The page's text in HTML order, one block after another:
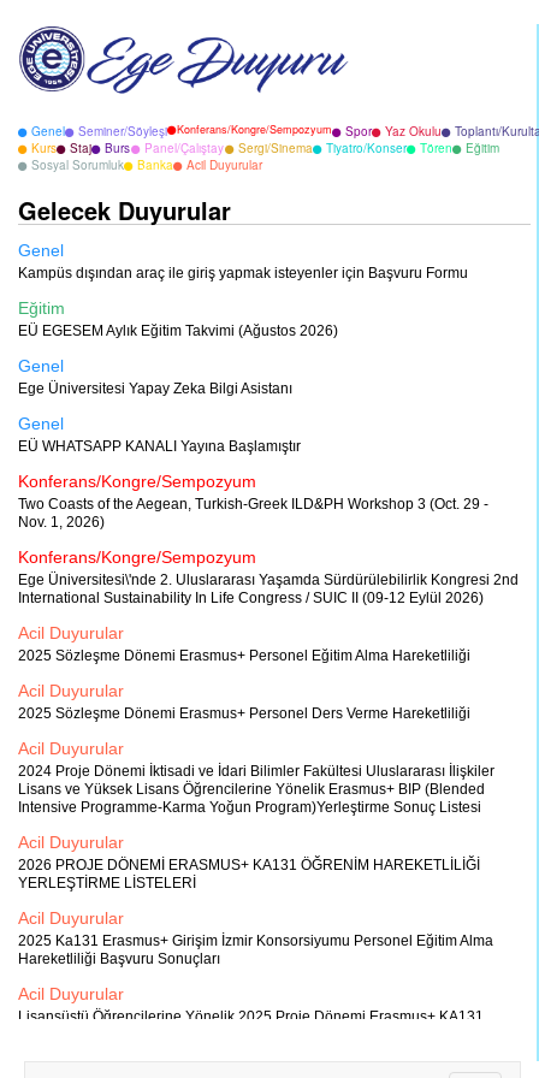
Genel Seminer/Söyleşi Konferans/Kongre/Sempozyum Spor Yaz Okulu
Toplantı/
Kurs
Staj Burs Panel/Çalıştay Sergi/Sinema Tiyatro/Konser Tören
Eğitim
Sosyal Sorumluk
Banka Acil Duyurular
Gelecek Duyurular
Genel
Kampüs dışından araç ile giriş yapmak isteyenler için Başvuru Formu
Eğitim
EÜ EGESEM Aylık Eğitim Takvimi (Ağustos 2026)
Genel
Ege Üniversitesi Yapay Zeka Bilgi Asistanı
Genel
EÜ WHATSAPP KANALI Yayına Başlamıştır
Konferans/Kongre/Sempozyum
Two Coasts of the Aegean, Turkish-Greek ILD&PH Workshop 3 (Oct. 29 -
Nov. 1, 2026)
Konferans/Kongre/Sempozyum
Ege Üniversitesi\'nde 2. Uluslararası Yaşamda Sürdürülebilirlik Kongresi 2nd
International Sustainability In Life Congress / SUIC II (09-12 Eylül 2026)
Acil Duyurular
2025 Sözleşme Dönemi Erasmus+ Personel Eğitim Alma Hareketliliği
Acil Duyurular
2025 Sözleşme Dönemi Erasmus+ Personel Ders Verme Hareketliliği
Acil Duyurular
2024 Proje Dönemi İktisadi ve İdari Bilimler Fakültesi Uluslararası İlişkiler
Lisans ve Yüksek Lisans Öğrencilerine Yönelik Erasmus+ BIP (Blended
Intensive Programme-Karma Yoğun Program)Yerleştirme Sonuç Listesi
Acil Duyurular
2026 PROJE DÖNEMİ ERASMUS+ KA131 ÖĞRENİM HAREKETLİLİĞİ
YERLEŞTİRME LİSTELERİ
Acil Duyurular
2025 Ka131 Erasmus+ Girişim İzmir Konsorsiyumu Personel Eğitim Alma
Hareketliliği Başvuru Sonuçları
Acil Duyurular
Lisansüstü Öğrencilerine Yönelik 2025 Proje Dönemi Erasmus+ KA131